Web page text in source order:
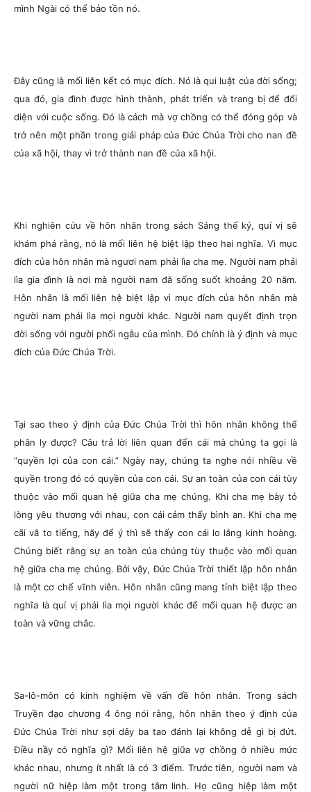
mình Ngài có thể bảo tồn nó.
Đây cũng là mối liên kết có mục đích. Nó là qui luật của đời sống;
qua đó, gia đình được hình thành, phát triển và trang bị để đối
diện với cuộc sống. Đó là cách mà vợ chồng có thể đóng góp và
trở nên một phần trong giải pháp của Đức Chúa Trời cho nan đề
của xã hội, thay vì trở thành nan đề của xã hội.
Khi nghiên cứu về hôn nhân trong sách Sáng thế ký, quí vị sẽ
khám phá rằng, nó là mối liên hệ biệt lập theo hai nghĩa. Vì mục
đích của hôn nhân mà ngươi nam phải lìa cha mẹ. Người nam phải
lìa gia đình là nơi mà người nam đã sống suốt khoảng 20 năm.
Hôn nhân là mối liên hệ biệt lập vì mục đích của hôn nhân mà
người nam phải lìa mọi người khác. Người nam quyết định trọn
đời sống với người phối ngẫu của mình. Đó chính là ý định và mục
đích của Đức Chúa Trời.
Tại sao theo ý định của Đức Chúa Trời thì hôn nhân không thể
phân ly được? Câu trả lời liên quan đến cái mà chúng ta gọi là
“quyền lợi của con cái.” Ngày nay, chúng ta nghe nói nhiều về
quyền trong đó có quyền của con cái. Sự an toàn của con cái tùy
thuộc vào mối quan hệ giữa cha mẹ chúng. Khi cha mẹ bày tỏ
lòng yêu thương với nhau, con cái cảm thấy bình an. Khi cha mẹ
cãi vã to tiếng, hãy để ý thì sẽ thấy con cái lo lắng kinh hoàng.
Chúng biết rằng sự an toàn của chúng tùy thuộc vào mối quan
hệ giữa cha mẹ chúng. Bởi vậy, Đức Chúa Trời thiết lập hôn nhân
là một cơ chế vĩnh viễn. Hôn nhân cũng mang tính biệt lập theo
nghĩa là quí vị phải lìa mọi người khác để mối quan hệ được an
toàn và vững chắc.
Sa-lô-môn có kinh nghiệm về vấn đề hôn nhân. Trong sách
Truyền đạo chương 4 ông nói rằng, hôn nhân theo ý định của
Đức Chúa Trời như sợi dây ba tao đánh lại không dễ gì bị đứt.
Điều nầy có nghĩa gì? Mối liên hệ giữa vợ chồng ở nhiều mức
khác nhau, nhưng ít nhất là có 3 điểm. Trước tiên, người nam và
người nữ hiệp làm một trong tâm linh. Họ cũng hiệp làm một